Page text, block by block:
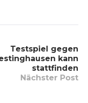
Testspiel gegen
kann
stattfinden
Nächster Post